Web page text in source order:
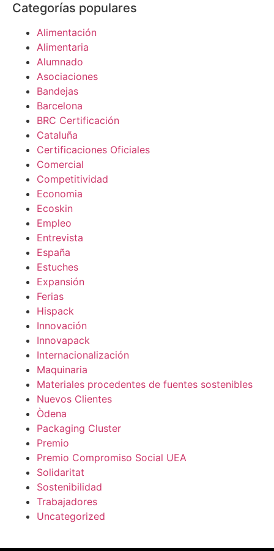
Categorías populares
Alimentación
Alimentaria
Alumnado
Asociaciones
Bandejas
Barcelona
BRC Certificación
Cataluña
Certificaciones Oficiales
Comercial
Competitividad
Economia
Ecoskin
Empleo
Entrevista
España
Estuches
Expansión
Ferias
Hispack
Innovación
Innovapack
Internacionalización
Maquinaria
Materiales procedentes de fuentes sostenibles
Nuevos Clientes
Òdena
Packaging Cluster
Premio
Premio Compromiso Social UEA
Solidaritat
Sostenibilidad
Trabajadores
Uncategorized